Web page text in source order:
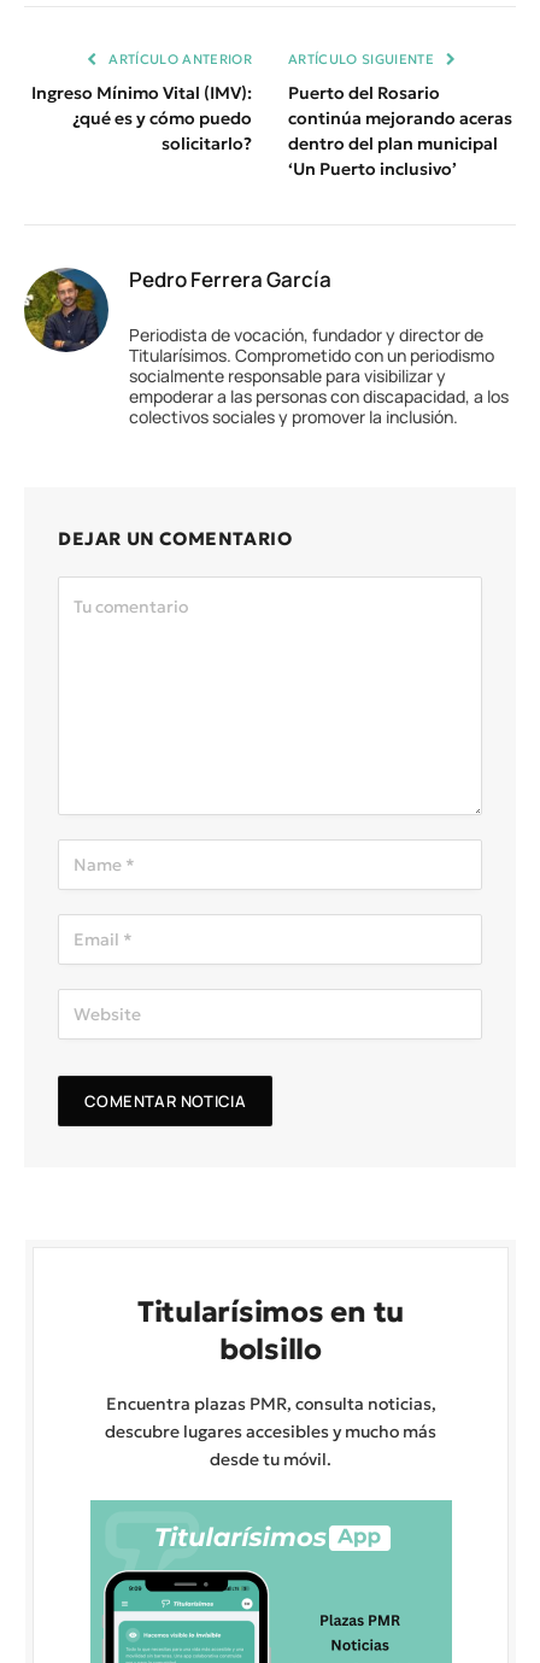
ARTÍCULO ANTERIOR
Ingreso Mínimo Vital (IMV):
¿qué es y cómo puedo
solicitarlo?
ARTÍCULO SIGUIENTE
Puerto del Rosario
continúa mejorando aceras
dentro del plan municipal
‘Un Puerto inclusivo’
Pedro Ferrera García
Periodista de vocación, fundador y director de
Titularísimos. Comprometido con un periodismo
socialmente responsable para visibilizar y
empoderar a las personas con discapacidad, a los
colectivos sociales y promover la inclusión.
DEJAR UN COMENTARIO
Titularísimos en tu
bolsillo
Encuentra plazas PMR, consulta noticias,
descubre lugares accesibles y mucho más
desde tu móvil.